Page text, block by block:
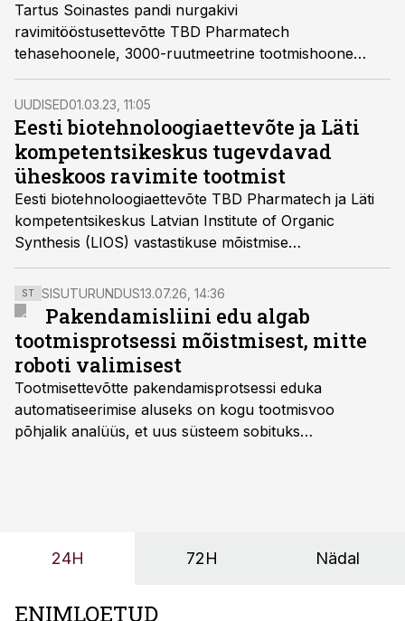
Tartus Soinastes pandi nurgakivi
ravimitööstusettevõtte TBD Pharmatech
tehasehoonele, 3000-ruutmeetrine tootmishoone
valmib aasta lõpuks. Käiku võetakse tehas tuleval
aastal.
UUDISED01.03.23, 11:05
Eesti biotehnoloogiaettevõte ja Läti
kompetentsikeskus tugevdavad
üheskoos ravimite tootmist
Eesti biotehnoloogiaettevõte TBD Pharmatech ja Läti
kompetentsikeskus Latvian Institute of Organic
Synthesis (LIOS) vastastikuse mõistmise
memorandumi eesmärgiga tugevdada ravimite tootmise
valdkonda kogu Baltikumis.
ST SISUTURUNDUS13.07.26, 14:36
Pakendamisliini edu algab
tootmisprotsessi mõistmisest, mitte
roboti valimisest
Tootmisettevõtte pakendamisprotsessi eduka
automatiseerimise aluseks on kogu tootmisvoo
põhjalik analüüs, et uus süsteem sobituks
OÜ tegevjuht Sander Mitendorf.
24H 72H Nädal
ENIMLOETUD